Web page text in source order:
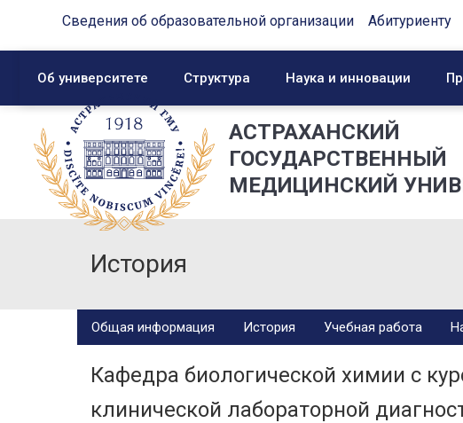
Сведения об образовательной организации Абитуриенту
Об университете Структура Наука и инновации
АСТРАХАНСКИЙ
ГОСУДАРСТВЕННЫЙ
МЕДИЦИНСКИЙ
История
Общая информация История Учебная работа
Кафедра биологической химии с
клинической лабораторной